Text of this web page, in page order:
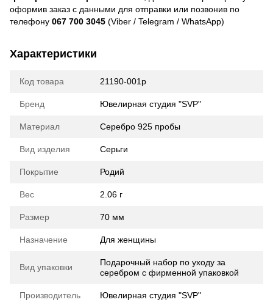
оформив заказ с данными для отправки или позвонив по
телефону 067 700 3045 (Viber / Telegram / WhatsApp)
Характеристики
Код товара 21190-001р
Бренд Ювелирная студия "SVP"
Материал Серебро 925 пробы
Вид изделия Серьги
Покрытие Родий
Вес 2.06 г
Размер 70 мм
Назначение Для женщины
Вид упаковки
Подарочный набор по уходу за
серебром с фирменной упаковкой
Производитель Ювелирная студия "SVP"